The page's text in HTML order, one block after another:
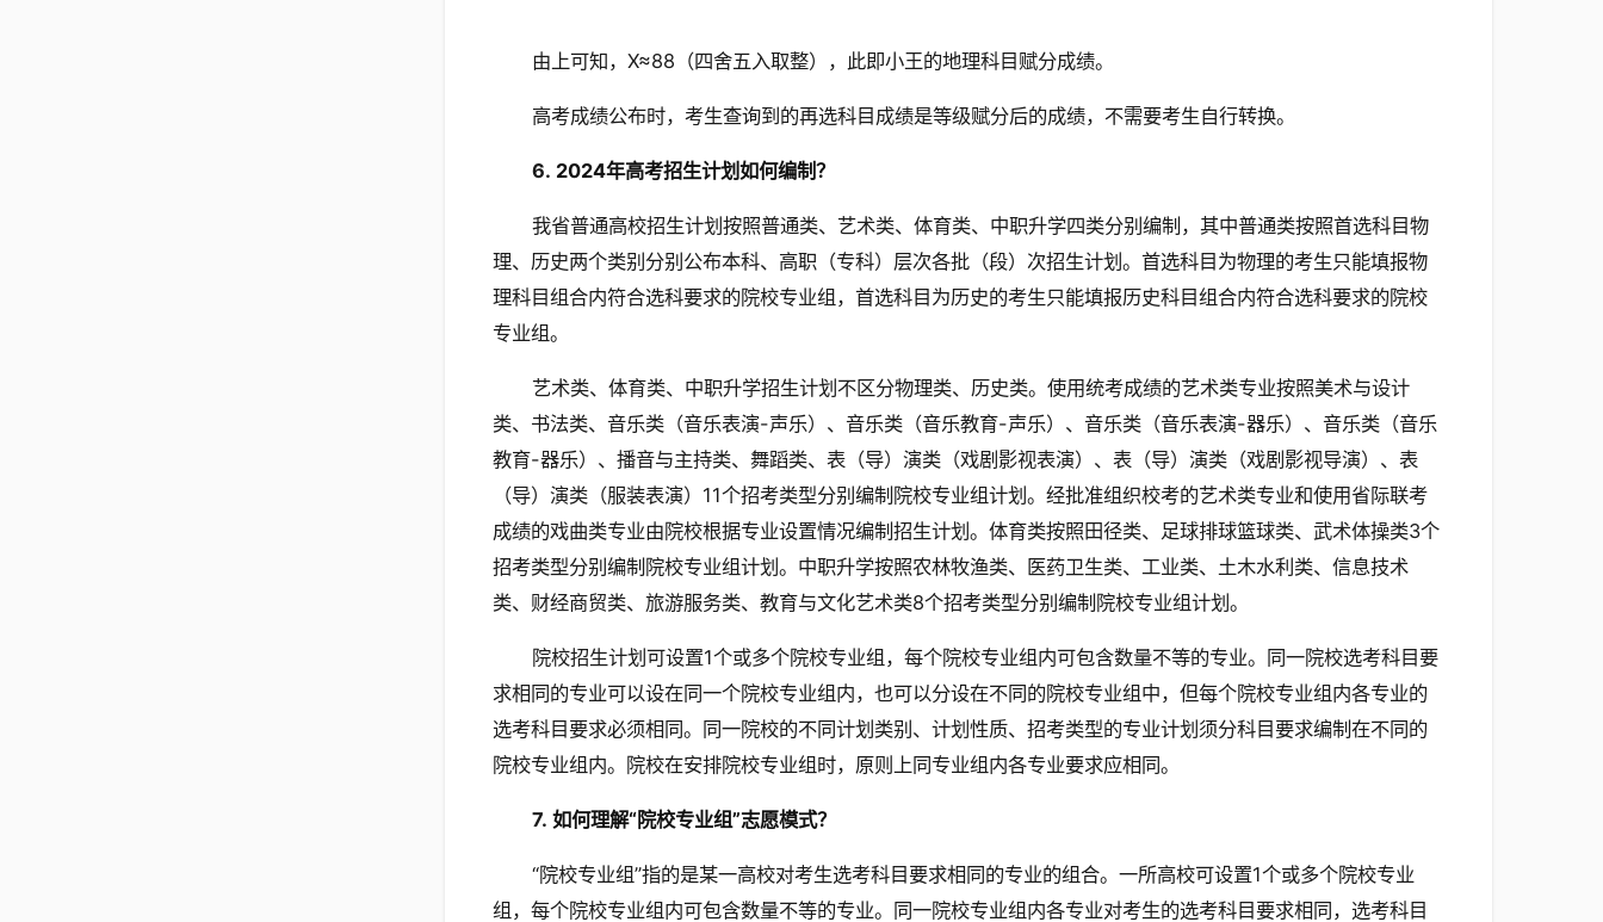
由上可知，X≈88（四舍五入取整），此即小王的地理科目赋分成绩。
高考成绩公布时，考生查询到的再选科目成绩是等级赋分后的成绩，不需要考生自行转换。
6. 2024年高考招生计划如何编制？
我省普通高校招生计划按照普通类、艺术类、体育类、中职升学四类分别编制，其中普通类按照首选科目物
理、历史两个类别分别公布本科、高职（专科）层次各批（段）次招生计划。首选科目为物理的考生只能填报物
理科目组合内符合选科要求的院校专业组，首选科目为历史的考生只能填报历史科目组合内符合选科要求的院校
专业组。
艺术类、体育类、中职升学招生计划不区分物理类、历史类。使用统考成绩的艺术类专业按照美术与设计
类、书法类、音乐类（音乐表演-声乐）、音乐类（音乐教育-声乐）、音乐类（音乐表演-器乐）、音乐类（音乐
教育-器乐）、播音与主持类、舞蹈类、表（导）演类（戏剧影视表演）、表（导）演类（戏剧影视导演）、表
（导）演类（服装表演）11个招考类型分别编制院校专业组计划。经批准组织校考的艺术类专业和使用省际联考
成绩的戏曲类专业由院校根据专业设置情况编制招生计划。体育类按照田径类、足球排球篮球类、武术体操类3个
招考类型分别编制院校专业组计划。中职升学按照农林牧渔类、医药卫生类、工业类、土木水利类、信息技术
类、财经商贸类、旅游服务类、教育与文化艺术类8个招考类型分别编制院校专业组计划。
院校招生计划可设置1个或多个院校专业组，每个院校专业组内可包含数量不等的专业。同一院校选考科目要
求相同的专业可以设在同一个院校专业组内，也可以分设在不同的院校专业组中，但每个院校专业组内各专业的
选考科目要求必须相同。同一院校的不同计划类别、计划性质、招考类型的专业计划须分科目要求编制在不同的
院校专业组内。院校在安排院校专业组时，原则上同专业组内各专业要求应相同。
7. 如何理解“院校专业组”志愿模式？
“院校专业组”指的是某一高校对考生选考科目要求相同的专业的组合。一所高校可设置1个或多个院校专业
组，每个院校专业组内可包含数量不等的专业。同一院校专业组内各专业对考生的选考科目要求相同，选考科目